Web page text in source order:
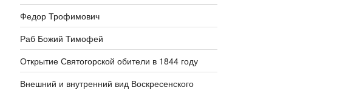
Федор Трофимович
Раб Божий Тимофей
Открытие Святогорской обители в 1844 году
Внешний и внутренний вид Воскресенского